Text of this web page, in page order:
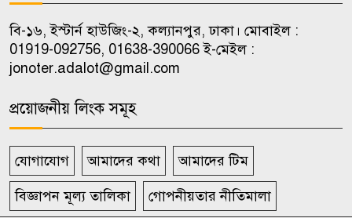
রাজবাড়ীতে গাভী পালন বিষয়ক
প্রশিক্ষণ
১০
বি-১৬, ইস্টার্ন হাউজিং-২, কল্যানপুর, ঢাকা। মোবাইল :
01919-092756, 01638-390066 ই-মেইল :
jonoter.adalot@gmail.com
প্রয়োজনীয় লিংক সমূহ
যোগাযোগ আমাদের কথা আমাদের টিম
বিজ্ঞাপন মূল্য তালিকা গোপনীয়তার নীতিমালা